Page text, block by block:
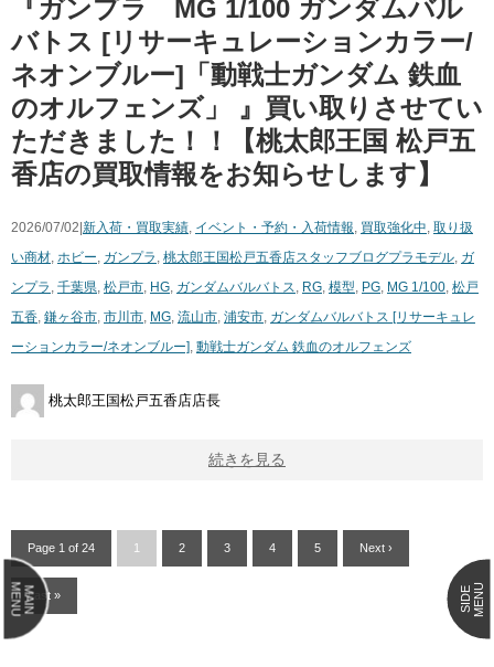
『ガンプラ MG 1/100 ガンダムバル
バトス [リサーキュレーションカラー/
ネオンブルー]「動戦士ガンダム ​鉄血
のオルフェンズ」 』買い取りさせてい
ただきました！！【桃太郎王国 松戸五
香店の買取情報をお知らせします】
2026/07/02| 新入荷・買取実績, イベント・予約・入荷情報, 買取強化中, 取り扱
い商材, ホビー, ガンプラ , 桃太郎王国松戸五香店スタッフブログプラモデル, ガ
ンプラ , 千葉県, 松戸市, HG, ガンダムバルバトス, RG, 模型, PG, MG 1/100, 松戸
五香, 鎌ヶ谷市, 市川市, MG, 流山市, 浦安市, ガンダムバルバトス [リサーキュレ
ーションカラー/ネオンブルー], 動戦士ガンダム ​鉄血のオルフェンズ
桃太郎王国松戸五香店店長
続きを見る
Page 1 of 24 1 2 3 4 5 Next ›
Last »
MAIN
MENU SIDEMENU